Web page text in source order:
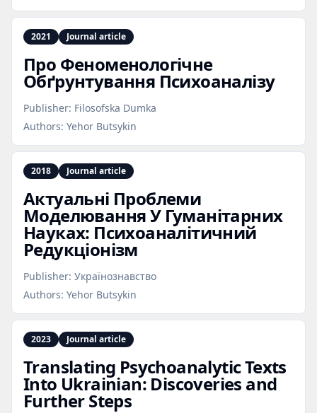
2021 Journal article
Про Феноменологічне
Обґрунтування Психоаналізу
Publisher: Filosofska Dumka
Authors: Yehor Butsykin
2018 Journal article
Актуальні Проблеми
Моделювання У Гуманітарних
Науках: Психоаналітичний
Редукціонізм
Publisher: Українознавство
Authors: Yehor Butsykin
2023 Journal article
Translating Psychoanalytic Texts
Into Ukrainian: Discoveries and
Further Steps